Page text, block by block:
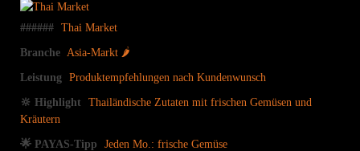
###### Thai Market
Branche Asia-Markt 🌶
Leistung
Produktempfehlungen nach Kundenwunsch
🔆 Highlight
Thailändische Zutaten mit frischen Gemüsen und
Kräutern
🌟 PAYAS-Tipp
Jeden Mo.: frische Gemüse